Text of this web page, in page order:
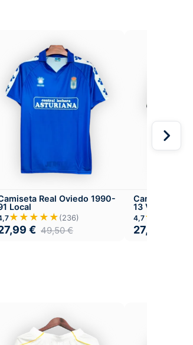
Real Oviedo 1990-
Local
★★★★★(236)
€ 49,50€
Camiseta
13 Visitante
4,7
27,99